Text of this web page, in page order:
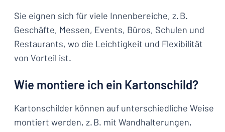
Sie eignen sich für viele Innenbereiche, z. B.
Geschäfte, Messen, Events, Büros, Schulen und
Restaurants, wo die Leichtigkeit und Flexibilität
von Vorteil ist.
Wie montiere ich ein Kartonschild?
Kartonschilder können auf unterschiedliche Weise
montiert werden, z. B. mit Wandhalterungen,